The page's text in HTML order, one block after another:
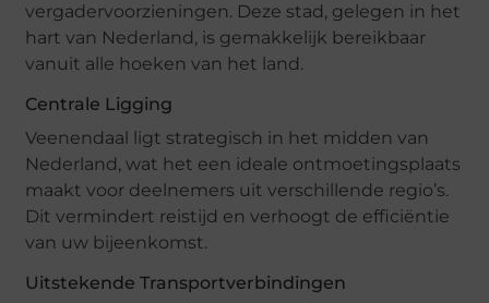
vergadervoorzieningen. Deze stad, gelegen in het
hart van Nederland, is gemakkelijk bereikbaar
vanuit alle hoeken van het land.
Centrale Ligging
Veenendaal ligt strategisch in het midden van
Nederland, wat het een ideale ontmoetingsplaats
maakt voor deelnemers uit verschillende regio’s.
Dit vermindert reistijd en verhoogt de efficiëntie
van uw bijeenkomst.
Uitstekende Transportverbindingen